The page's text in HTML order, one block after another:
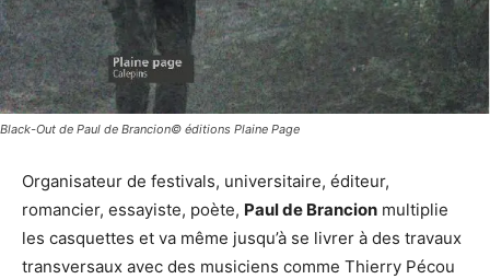
Black-Out de Paul de Brancion© éditions Plaine Page
Organisateur de festivals, universitaire, éditeur,
romancier, essayiste, poète, Paul de Brancion multiplie
les casquettes et va même jusqu’à se livrer à des travaux
transversaux avec des musiciens comme Thierry Pécou